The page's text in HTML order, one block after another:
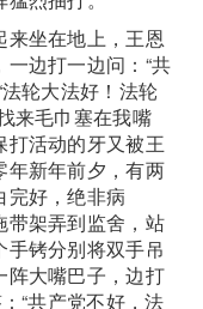
来坐在地上，王恩
边打一边问：“共
轮大法好！法轮
来毛巾塞在我嘴
打活动的牙又被王
年新年前夕，有两
完好，绝非病
带架弄到监舍，站
铐分别将双手吊
阵大嘴巴子，边打
“共产党不好，法